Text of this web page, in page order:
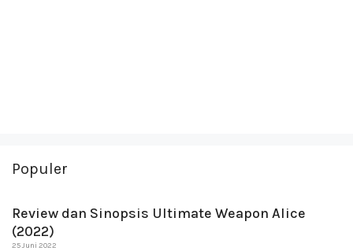
Populer
Review dan Sinopsis Ultimate Weapon Alice
(2022)
25 Juni 2022